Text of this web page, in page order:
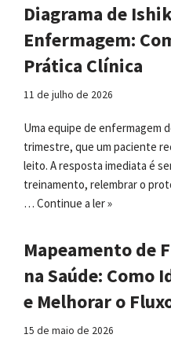
Diagrama de
Enfermagem:
Prática Clínica
11 de julho de 2026
Uma equipe de enfermagem
trimestre, que um paciente
leito. A resposta imediata é
treinamento, relembrar o
… Continue a ler »
Mapeamento de
na Saúde: Como
e Melhorar o
15 de maio de 2026